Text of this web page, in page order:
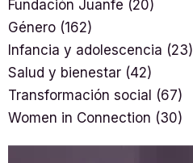
Fundación Juanfe (20)
Género (162)
Infancia y adolescencia (23)
Salud y bienestar (42)
Transformación social (67)
Women in Connection (30)